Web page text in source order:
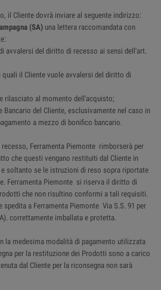
il Cliente dovrà inviare al seguente indirizzo:
(SA) una lettera raccomandata con
avvalersi del diritto di recesso ai sensi dell'art.
il Cliente vuole avvalersi del diritto di
rilasciato al momento dell'acquisto;
del Cliente, esclusivamente nel caso in
a mezzo di bonifico bancario.
Ferramenta Piemonte rimborserà per
che questi vengano restituiti dal Cliente in
soltanto se le istruzioni di reso sopra riportate
Ferramenta Piemonte si riserva il diritto di
che non risultino conformi a tali requisiti.
spedita a Ferramenta Piemonte Via S.S. 91 per
correttamente imballata e protetta.
la medesima modalità di pagamento utilizzata
per la restituzione dei Prodotti sono a carico
dal Cliente per la riconsegna non sarà